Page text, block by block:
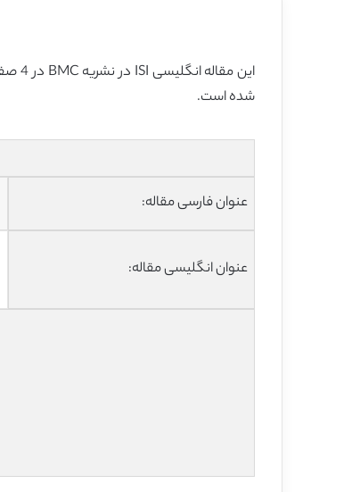
این مقاله انگلیسی ISI در نشریه BMC در 4 صفحه در سال 2016 منتشر شده و ترجمه آن 7 صفحه میباشد. کیفیت ترجمه این مقاله ویژه – طلایی
شده است.
عنوان فارسی مقاله:
عنوان انگلیسی مقاله: